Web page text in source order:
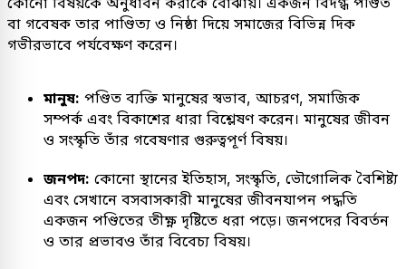
বা গবেষক তার পাণ্ডিত্য ও নিষ্ঠা দিয়ে সমাজের বিভিন্ন দিক
গভীরভাবে পর্যবেক্ষণ করেন।
মানুষ: পণ্ডিত ব্যক্তি মানুষের স্বভাব, আচরণ, সমাজিক
সম্পর্ক এবং বিকাশের ধারা বিশ্লেষণ করেন। মানুষের জীবন
ও সংস্কৃতি তাঁর গবেষণার গুরুত্বপূর্ণ বিষয়।
জনপদ: কোনো স্থানের ইতিহাস, সংস্কৃতি, ভৌগোলিক বৈশিষ্ট্য
এবং সেখানে বসবাসকারী মানুষের জীবনযাপন পদ্ধতি
একজন পণ্ডিতের তীক্ষ্ণ দৃষ্টিতে ধরা পড়ে। জনপদের বিবর্তন
ও তার প্রভাবও তাঁর বিবেচ্য বিষয়।